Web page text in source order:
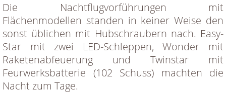
Die Nachtflugvorführungen mit
Flächenmodellen standen in keiner Weise den
sonst üblichen mit Hubschraubern nach. Easy-
Star mit zwei LED-Schleppen, Wonder mit
Raketenabfeuerung und Twinstar mit
Feurwerksbatterie (102 Schuss) machten die
Nacht zum Tage.